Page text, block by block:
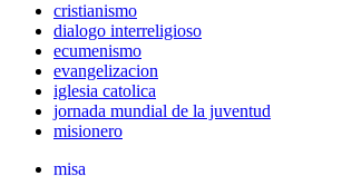
cristianismo
dialogo interreligioso
ecumenismo
evangelizacion
iglesia catolica
jornada mundial de la juventud
misionero
misa